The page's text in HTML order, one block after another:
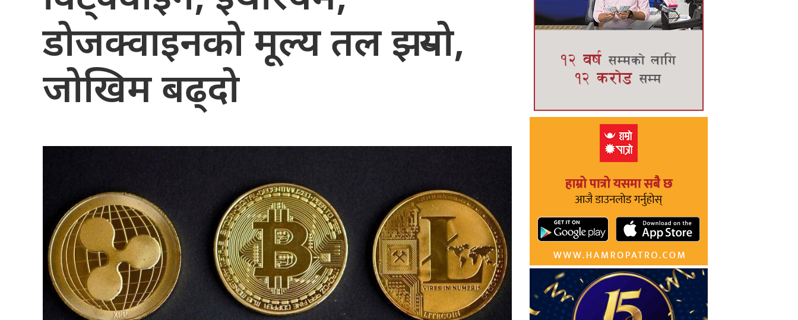
डोजक्वाइनको मूल्य तल झर्‍यो,
जोखिम बढ्दो